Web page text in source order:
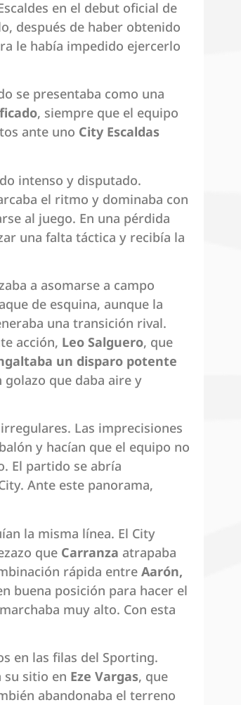
en el debut oficial de
después de haber obtenido
le había impedido ejercerlo
se presentaba como una
, siempre que el equipo
ante uno City Escaldas
intenso y disputado.
el ritmo y dominaba con
al juego. En una pérdida
una falta táctica y recibía la
a asomarse a campo
de esquina, aunque la
una transición rival.
acción, Leo Salguero, que
un disparo potente
golazo que daba aire y
Las imprecisiones
y hacían que el equipo no
El partido se abría
Ante este panorama,
la misma línea. El City
que Carranza atrapaba
rápida entre Aarón,
buena posición para hacer el
muy alto. Con esta
en las filas del Sporting.
su sitio en Eze Vargas, que
abandonaba el terreno